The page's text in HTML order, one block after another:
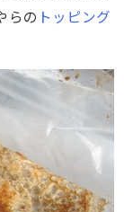
らの トッピング